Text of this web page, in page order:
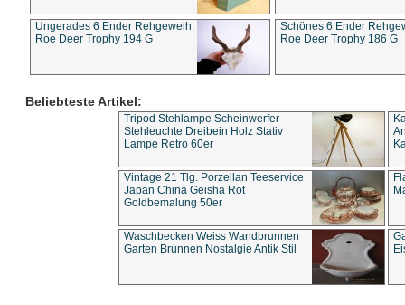
Ungerades 6 Ender Rehgeweih
Roe Deer Trophy 194 G
Schönes 6 Ender
Roe Deer Trophy 186 G
Beliebteste Artikel:
Tripod Stehlampe Scheinwerfer
Stehleuchte Dreibein Holz Stativ
Lampe Retro 60er
Vintage 21 Tlg. Porzellan Teeservice
Japan China Geisha Rot
Goldbemalung 50er
Waschbecken Weiss Wandbrunnen
Garten Brunnen Nostalgie Antik Stil